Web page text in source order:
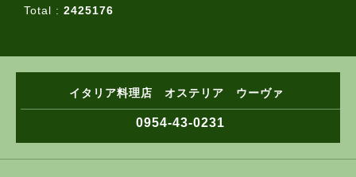
Total : 2425176
イタリア料理店 オステリア ウーヴァ
0954-43-0231